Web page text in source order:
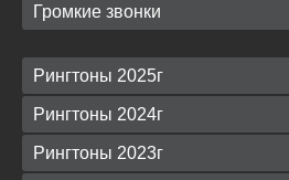
Громкие звонки
Рингтоны 2025г
Рингтоны 2024г
Рингтоны 2023г